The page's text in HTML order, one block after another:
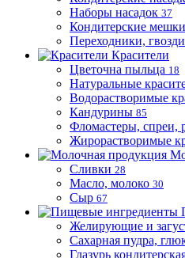
Наборы насадок 37
Кондитерские мешки
Переходники,
Красители
Цветочна пыльца 18
Натуральные
Водорастворимые
Кандурины 85
Фломастеры, спреи,
Жирорастворимые
Сливки 28
Масло, молоко 30
Сыр 67
Желирующие и
Сахарная пудра,
Глазурь